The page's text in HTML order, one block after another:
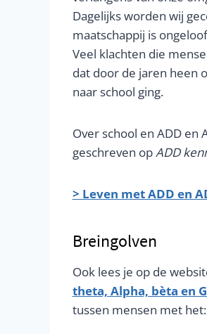
Dagelijks worden wij
maatschappij is
Veel klachten die
dat door de jaren heen
naar school ging.
Over school en ADD en
geschreven opADD
> Leven met ADD en
Breingolven
Ook lees je op de
theta, Alpha, bèta en
tussen mensen met het: